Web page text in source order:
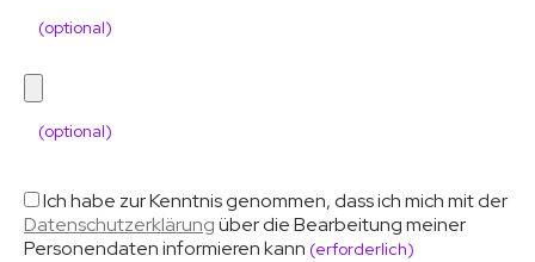
(optional)
(optional)
Ich habe zur Kenntnis genommen, dass ich mich mit der
Datenschutzerklärungüber die Bearbeitung meiner
Personendaten informieren kann (erforderlich)